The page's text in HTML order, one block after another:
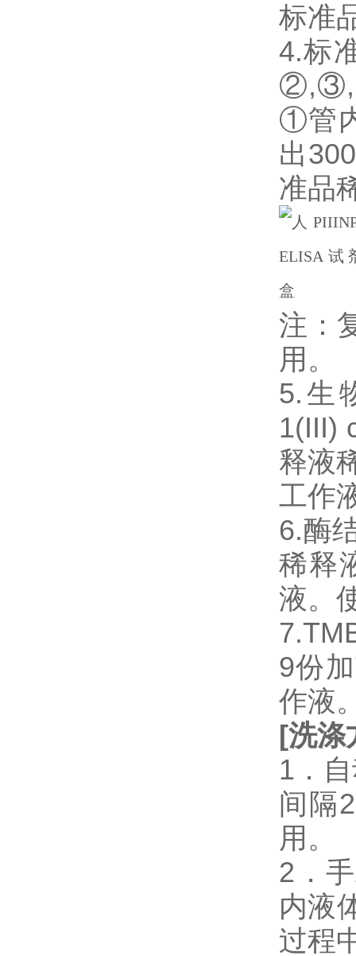
标准
4.标
①管
出
准品
注：
用。
5.生
1(III)
释液
工作
6.酶
稀释
液。
9份
作液
[洗涤
1．
间隔
用。
2．
内液
过程